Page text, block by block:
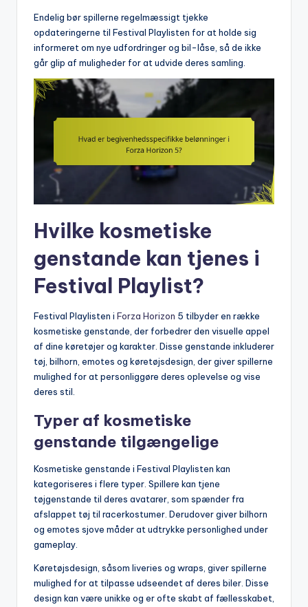
Endelig bør spillerne regelmæssigt tjekke
opdateringerne til Festival Playlisten for at holde sig
informeret om nye udfordringer og bil-låse, så de ikke
går glip af muligheder for at udvide deres samling.
Hvilke kosmetiske
genstande kan tjenes i
Festival Playlist?
Festival Playlisten i Forza Horizon 5 tilbyder en række
kosmetiske genstande, der forbedrer den visuelle appel
af dine køretøjer og karakter. Disse genstande inkluderer
tøj, bilhorn, emotes og køretøjsdesign, der giver spillerne
mulighed for at personliggøre deres oplevelse og vise
deres stil.
Typer af kosmetiske
genstande tilgængelige
Kosmetiske genstande i Festival Playlisten kan
kategoriseres i flere typer. Spillere kan tjene
tøjgenstande til deres avatarer, som spænder fra
afslappet tøj til racerkostumer. Derudover giver bilhorn
og emotes sjove måder at udtrykke personlighed under
gameplay.
Køretøjsdesign, såsom liveries og wraps, giver spillerne
mulighed for at tilpasse udseendet af deres biler. Disse
design kan være unikke og er ofte skabt af fællesskabet,